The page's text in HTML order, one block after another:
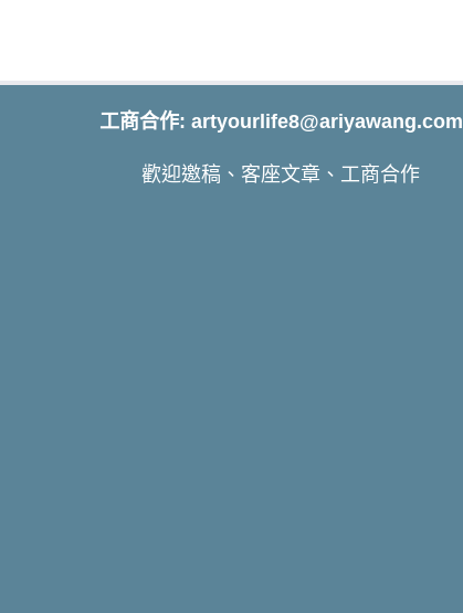
工商合作: artyourlife8@ariyawang.com
歡迎邀稿、客座文章、工商合作